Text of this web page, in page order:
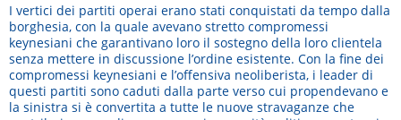
I vertici dei partiti operai erano stati conquistati da tempo dalla
borghesia, con la quale avevano stretto compromessi
keynesiani che garantivano loro il sostegno della loro clientela
senza mettere in discussione l’ordine esistente. Con la fine dei
compromessi keynesiani e l’offensiva neoliberista, i leader di
questi partiti sono caduti dalla parte verso cui propendevano e
la sinistra si è convertita a tutte le nuove stravaganze che